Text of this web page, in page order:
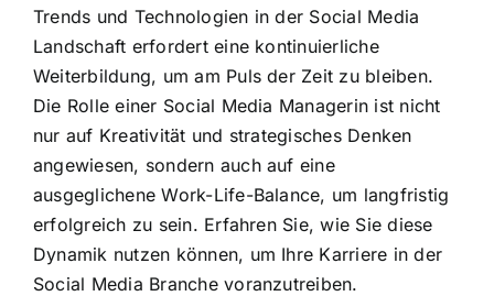
Trends und Technologien in der Social Media
Landschaft erfordert eine kontinuierliche
Weiterbildung, um am Puls der Zeit zu bleiben.
Die Rolle einer Social Media Managerin ist nicht
nur auf Kreativität und strategisches Denken
angewiesen, sondern auch auf eine
ausgeglichene Work-Life-Balance, um langfristig
erfolgreich zu sein. Erfahren Sie, wie Sie diese
Dynamik nutzen können, um Ihre Karriere in der
Social Media Branche voranzutreiben.